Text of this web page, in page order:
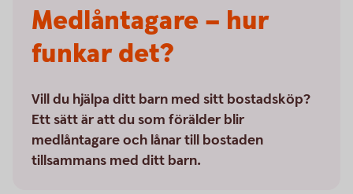
Medlåntagare – hur
funkar det?
Vill du hjälpa ditt barn med sitt bostadsköp?
Ett sätt är att du som förälder blir
medlåntagare och lånar till bostaden
tillsammans med ditt barn.